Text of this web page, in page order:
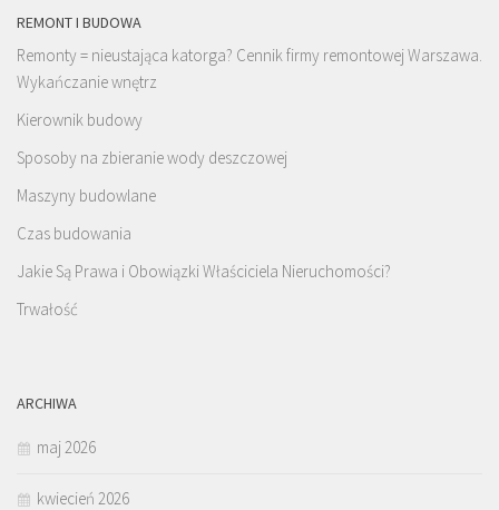
REMONT I BUDOWA
Remonty = nieustająca katorga? Cennik firmy remontowej Warszawa.
Wykańczanie wnętrz
Kierownik budowy
Sposoby na zbieranie wody deszczowej
Maszyny budowlane
Czas budowania
Jakie Są Prawa i Obowiązki Właściciela Nieruchomości?
Trwałość
ARCHIWA
maj 2026
kwiecień 2026